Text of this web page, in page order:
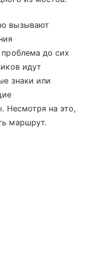
вызывают
до сих
идут
знаки или
Несмотря на это,
маршрут.